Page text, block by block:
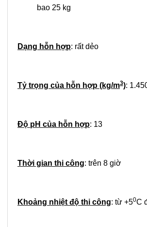
bao 25 kg
Dạng hỗn hợp: rất dẻo
Tỷ trọng của hỗn hợp (kg/m3):
Độ pH của hỗn hợp: 13
Thời gian thi công: trên 8 giờ
Khoảng nhiệt độ thi công: từ +50C